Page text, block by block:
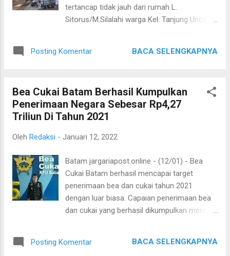
tertancap tidak jauh dari rumah L.
Sitorus/M.Silalahi warga Kel. Tanjung Uncang
siapa pemilik nya. Sementara warga yang
petugas atas perintah dari pihak PT.
Tersebut, untuk mengosongkan lokasi lahan
tanpa disertai surat tugas dari pihak PT.
2022 sekira pukul 9,00 pagi hari. Dari
wartawan di lokasi warga yang Menempati
lahan tersebut ada tiga keluarga diantaranya
keluarga Sitorus .Marbun dan Situmorang,
tidak terima kedatangan dan perlakuan
sejumlah oknum yang mengaku suruhan
mengaku Pemilik lahan belum memenuhi
Posting Komentar BACA SELENGKAPNYA
Bea Cukai Batam Berhasil Kumpulkan
Penerimaan Negara Sebesar Rp4,27
Triliun Di Tahun 2021
Oleh Redaksi - Januari 12, 2022
Batam jargariapost.online - (12/01) - Bea
Cukai Batam berhasil mencapai target
penerimaan bea dan cukai tahun 2021
dengan luar biasa. Capaian penerimaan bea
dan cukai yang berhasil dikumpulkan meroket
yang dikumpulkan oleh Bea Cukai Batam
Posting Komentar BACA SELENGKAPNYA